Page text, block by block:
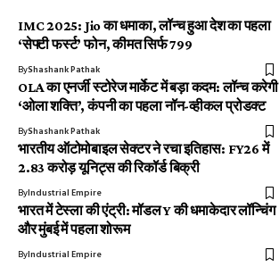
IMC 2025: Jio का धमाका, लॉन्च हुआ देश का पहला
‘सेफ्टी फर्स्ट’ फोन, कीमत सिर्फ ₹799
ByShashank Pathak
OLA का एनर्जी स्टोरेज मार्केट में बड़ा कदम: लॉन्च करेगी
‘ओला शक्ति’, कंपनी का पहला नॉन-व्हीकल प्रोडक्ट
ByShashank Pathak
भारतीय ऑटोमोबाइल सेक्टर ने रचा इतिहास: FY26 में
2.83 करोड़ यूनिट्स की रिकॉर्ड बिक्री
ByIndustrial Empire
भारत में टेस्ला की एंट्री: मॉडल Y की धमाकेदार लॉन्चिंग
और मुंबई में पहला शोरूम
ByIndustrial Empire